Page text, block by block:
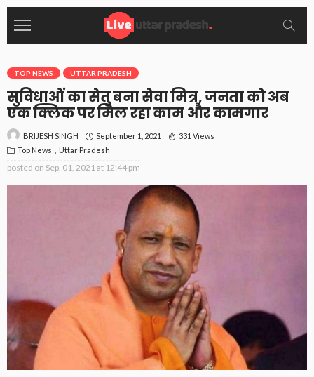
TOP NEWS UTTAR PRADESH
सुविधाओं का सेतु बना सेवा मित्र, जनता को अब
एक क्लिक पर मिल रहा काम और कामगार
BRIJESH SINGH September 1, 2021
331 Views
Top News
Uttar Pradesh
posted on Sep. 01, 2021 at 12:44 pm